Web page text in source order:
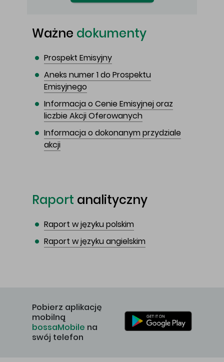
Ważne dokumenty
Prospekt Emisyjny
Aneks numer 1 do Prospektu
Emisyjnego
Informacja o Cenie Emisyjnej oraz
liczbie Akcji Oferowanych
Informacja o dokonanym przydziale
akcji
Raport analityczny
Raport w języku polskim
Raport w języku angielskim
Pobierz aplikację
mobilną
bossaMobile na
swój telefon